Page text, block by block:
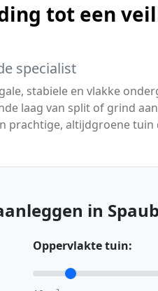
tot een
specialist
stabiele en vlakke
laag van split of grind
prachtige, altijdgroene
in
Oppervlakte tuin: